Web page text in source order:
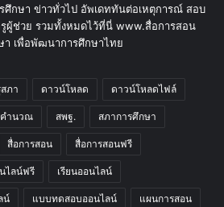
ศึกษา ข่าวทั่วไป อัพเดททันต่อเหตุการณ์ สอบ
ผู้ช่วย รวมทั้งหมดไว้ที่นี่ www.สื่อการสอน
า เพื่อพัฒนาการศึกษาไทย
ภา ดาวน์โหลด ดาวน์โหลดไฟล์
คำนวณ สพฐ. สภาการศึกษา
สื่อการสอน สื่อการสอนฟรี
ไลน์ฟรี เรียนออนไลน์
น์ แบบทดสอบออนไลน์ แผนการสอน